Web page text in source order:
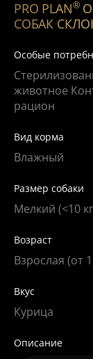
PRO PLAN®
СОБАК
Особые
животное
рацион
Вид корма
Влажный
Размер собаки
Мелкий (<10
Возраст
Взрослая (от
Вкус
Курица
Описание